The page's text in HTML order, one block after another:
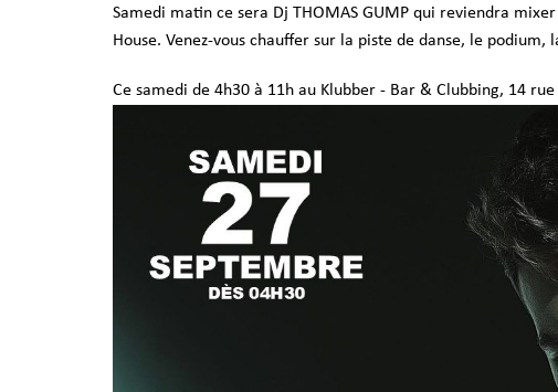
Samedi matin ce sera Dj THOMAS GUMP qui reviendra
House. Venez-vous chauffer sur la piste de danse, le podium,
Ce samedi de 4h30 à 11h au Klubber - Bar & Clubbing, 14